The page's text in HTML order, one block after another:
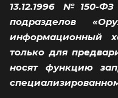
13.12.1996 №150-
подразделов
информационный
только для
носят функцию